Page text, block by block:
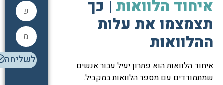
איחוד הלוואות | כך
תצמצמו את עלות
ההלוואות
איחוד הלוואות הוא פתרון יעיל עבור אנשים
שמתמודדים עם מספר הלוואות במקביל.
לשליחה